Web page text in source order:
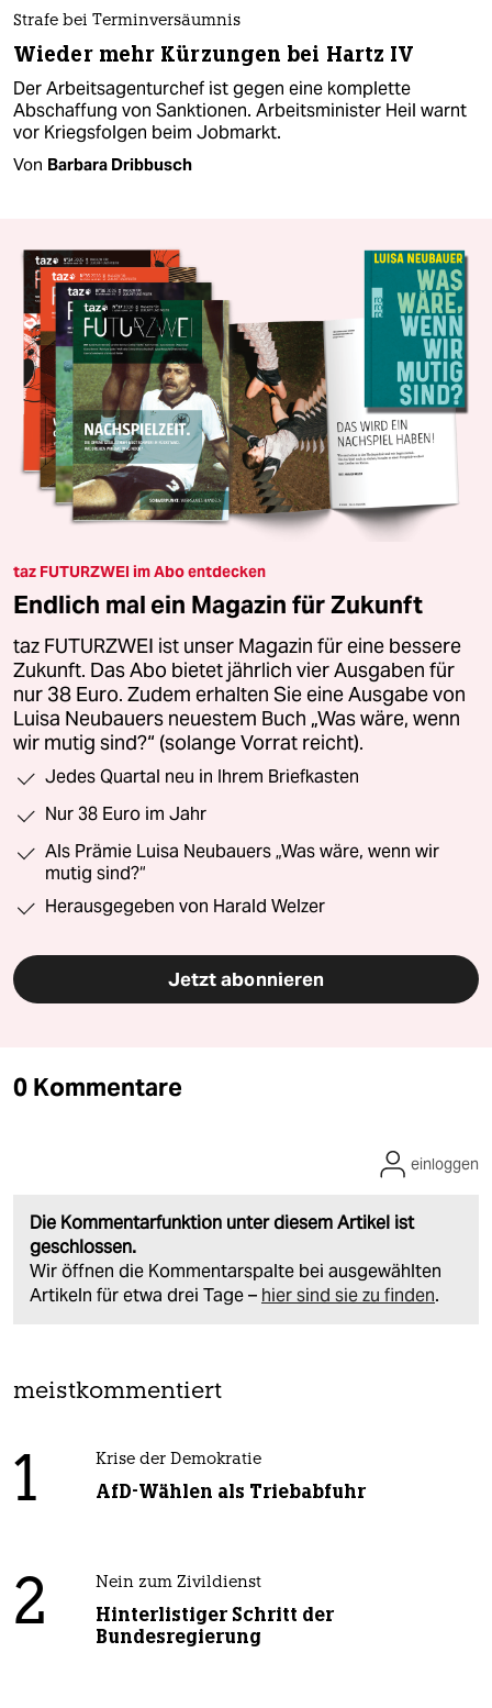
Strafe bei Terminversäumnis
Wieder mehr Kürzungen bei Hartz IV
Der Arbeitsagenturchef ist gegen eine komplette
Abschaffung von Sanktionen. Arbeitsminister Heil warnt
vor Kriegsfolgen beim Jobmarkt.
Von Barbara Dribbusch
taz FUTURZWEI im Abo entdecken
Endlich mal ein Magazin für Zukunft
taz FUTURZWEI ist unser Magazin für eine bessere
Zukunft. Das Abo bietet jährlich vier Ausgaben für
nur 38 Euro. Zudem erhalten Sie eine Ausgabe von
Luisa Neubauers neuestem Buch „Was wäre, wenn
wir mutig sind?“ (solange Vorrat reicht).
Jedes Quartal neu in Ihrem Briefkasten
Nur 38 Euro im Jahr
Als Prämie Luisa Neubauers „Was wäre, wenn wir
mutig sind?“
Herausgegeben von Harald Welzer
Jetzt abonnieren
0 Kommentare
Die Kommentarfunktion unter diesem Artikel ist
geschlossen.
Wir öffnen die Kommentarspalte bei ausgewählten
Artikeln für etwa drei Tage – hier sind sie zu finden.
einloggen
meistkommentiert
1 Krise der Demokratie
AfD-Wählen als Triebabfuhr
2 Nein zum Zivildienst
Hinterlistiger Schritt der
Bundesregierung